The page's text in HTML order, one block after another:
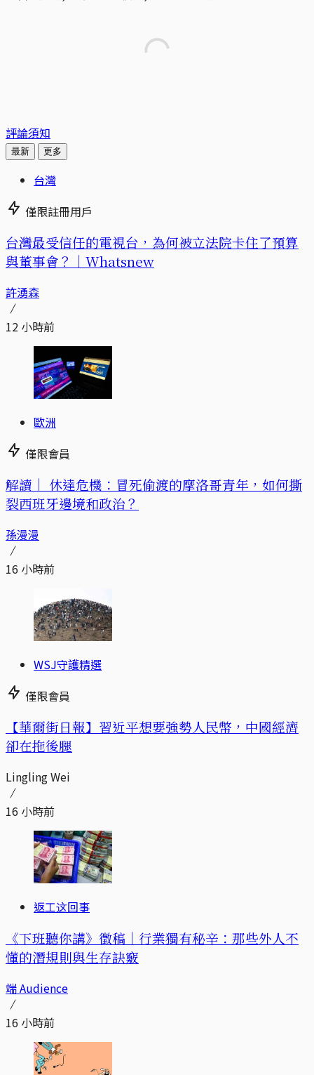
評論須知
最新 更多
台灣
僅限註冊用戶
台灣最受信任的電視台，為何被立法院卡住了預算
與董事會？｜Whatsnew
許湧森
12 小時前
歐洲
僅限會員
解讀｜ 休達危機：冒死偷渡的摩洛哥青年，如何撕
裂西班牙邊境和政治？
孫漫漫
16 小時前
WSJ守護精選
僅限會員
【華爾街日報】習近平想要強勢人民幣，中國經濟
卻在拖後腿
Lingling Wei
16 小時前
返工这回事
《下班聽你講》徵稿｜行業獨有秘辛：那些外人不
懂的潛規則與生存訣竅
端 Audience
16 小時前